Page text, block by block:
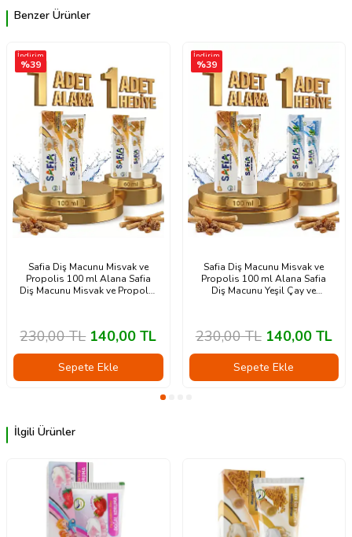
Benzer Ürünler
İndirim
%39
Safia Diş Macunu Misvak ve
Propolis 100 ml Alana Safia
Diş Macunu Misvak ve Propolis
230,00TL 140,00 TL
Sepete Ekle
İndirim
%39
Safia Diş Macunu Misvak ve
Propolis 100 ml Alana Safia
Diş Macunu Yeşil Çay ve
230,00TL 140,00TL
Sepete Ekle
İlgili Ürünler